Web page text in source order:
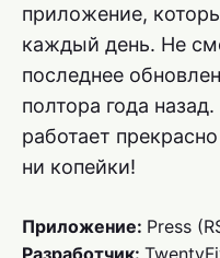
приложение,
каждый день. Не
последнее
полтора года
работает
ни копейки!
Приложение: Press